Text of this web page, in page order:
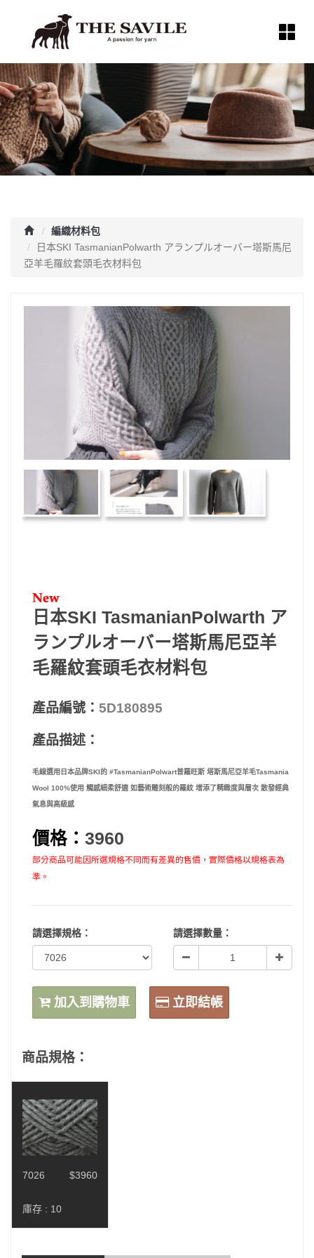
編織材料包
日本SKI TasmanianPolwarth アランプルオーバー塔斯馬尼
亞羊毛羅紋套頭毛衣材料包
日本SKI TasmanianPolwarth ア
ランプルオーバー塔斯馬尼亞羊
毛羅紋套頭毛衣材料包
產品編號： 5D180895
產品描述：
毛線選用日本品牌SKI的 #TasmanianPolwart普羅旺斯 塔斯馬尼亞羊毛Tasmania
Wool 100%使用 觸感細柔舒適 如藝術雕刻般的羅紋 增添了精緻度與層次 散發經典
氣息與高級感
價格： 3960
部分商品可能因所選規格不同而有差異的售價，實際價格以規格表為
準。
請選擇規格： 請選擇數量：
加入到購物車 立即結帳
商品規格：
7026 $3960
庫存 : 10